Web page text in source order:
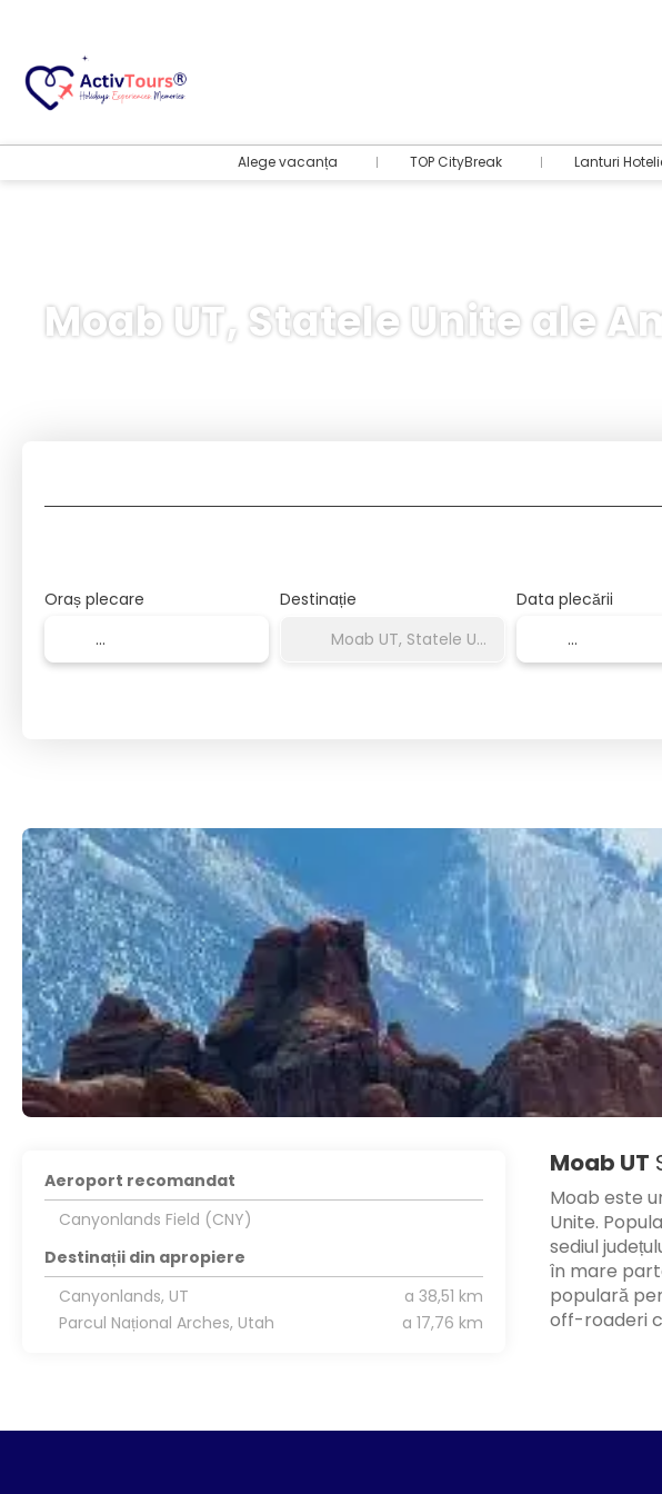
Alege vacanța TOP CityBreak Lanturi
Moab UT, Statele Unite ale
Oraș plecare Destinație Data plecării
Moab UT
Moab este
Unite.
sediul
în mare
populară
off-roaderi
Aeroport recomandat
Canyonlands Field (CNY)
Destinații din apropiere
Canyonlands, UT
a 38,51 km
Parcul Național Arches, Utah
a 17,76 km